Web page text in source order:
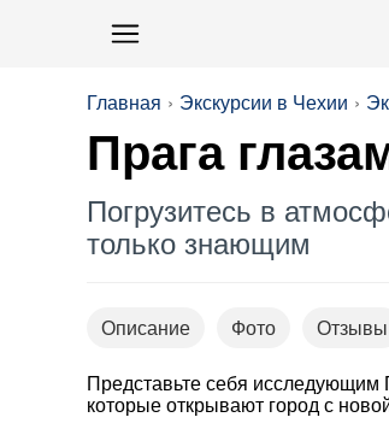
Главная Экскурсии в Чехии
Прага
Погрузитесь в
только знающим
Описание Фото Отзывы
Представьте себя исследующим
которые открывают город с